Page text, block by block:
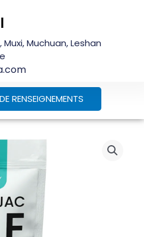
Muchuan, Leshan
RENSEIGNEMENTS